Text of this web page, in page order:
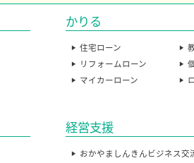
かりる
住宅ローン
リフォームローン
マイカーローン
経営支援
おかやましんきんビジネス交